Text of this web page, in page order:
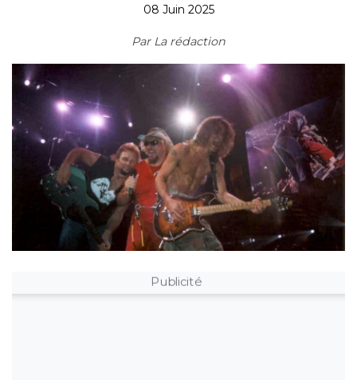
08 Juin 2025
Par La rédaction
Publicité